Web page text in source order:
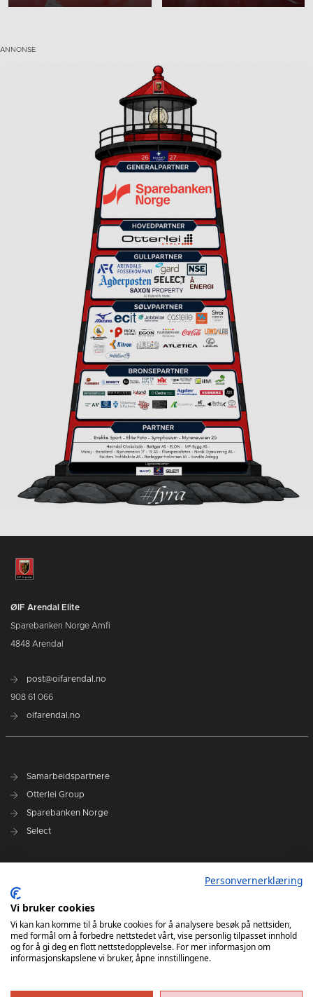
ØIF Arendal Elite
Sparebanken Norge Amfi
4848 Arendal
post@oifarendal.no
908 61 066
oifarendal.no
Samarbeidspartnere
Otterlei Group
Sparebanken Norge
Select
Spillerstall
Administrasjon
Styret
Personvernerklæring
Vi bruker cookies
Vi kan kan komme til å bruke cookies for å analysere besøk på nettsiden,
med formål om å forbedre nettstedet vårt, vise personlig tilpasset innhold
og for å gi deg en flott nettstedopplevelse. For mer informasjon om
informasjonskapslene vi bruker, åpne innstillingene.